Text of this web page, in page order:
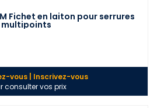
Fichet en laiton pour serrures
multipoints
vous | Inscrivez-vous
consulter vos prix